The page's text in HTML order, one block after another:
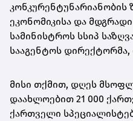
კონკურენტუნარიანობის
ეკონომიკისა და
სამინისტროს სსიპ
სააგენტოს დირექტორმა,
მისი თქმით, დღეს
დაახლოებით 21 000
ქართველი